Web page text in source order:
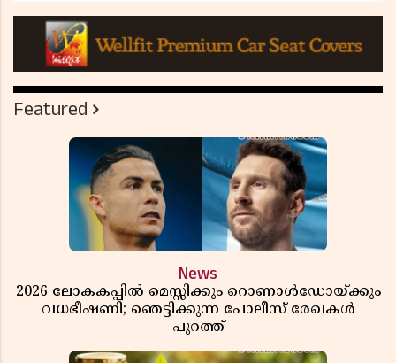
Featured
News
2026 ലോകകപ്പിൽ മെസ്സിക്കും റൊണാൾഡോയ്ക്കും
വധഭീഷണി; ഞെട്ടിക്കുന്ന പോലീസ് രേഖകൾ
പുറത്ത്